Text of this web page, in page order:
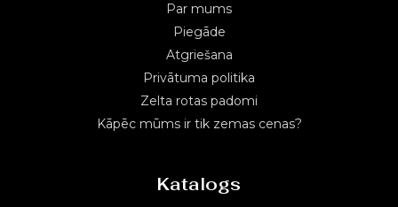
Par mums
Piegāde
Atgriešana
Privātuma politika
Zelta rotas padomi
Kāpēc mūms ir tik zemas cenas?
Katalogs